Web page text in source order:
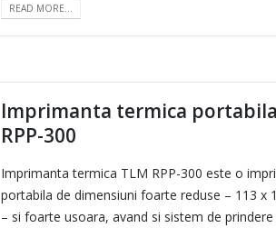
READ MORE…
Imprimanta termica
RPP-300
Imprimanta termica TLM RPP-300 este o
portabila de dimensiuni foarte reduse – 113 x
– si foarte usoara, avand si sistem de prindere